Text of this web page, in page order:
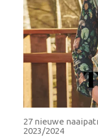
27 nieuwe
2023/2024